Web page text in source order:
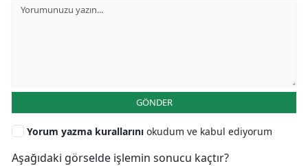
GÖNDER
Yorum yazma kurallarını okudum ve kabul ediyorum
Aşağıdaki görselde işlemin sonucu kaçtır?